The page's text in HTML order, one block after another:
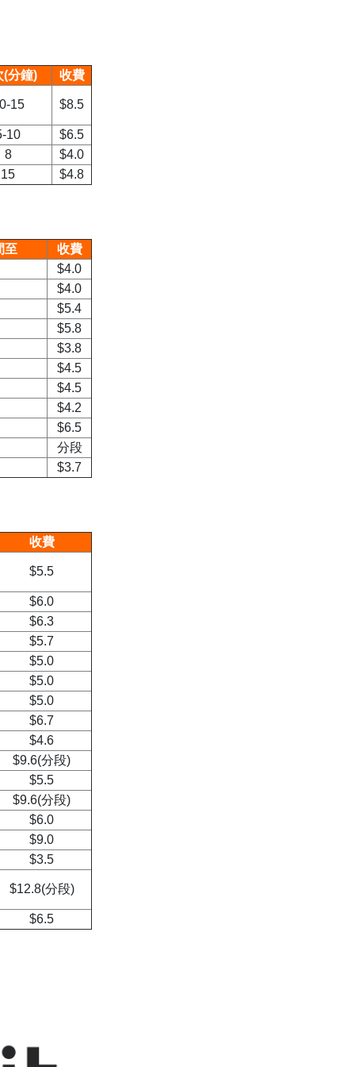
(分鐘) 收費
15 $8.5
10
$6.5
8
$4.0
15
$4.8
至
收費
$4.0
$4.0
$5.4
$5.8
$3.8
$4.5
$4.5
$4.2
$6.5
分段
$3.7
收費
$5.5
$6.0
$6.3
$5.7
$5.0
$5.0
$5.0
$6.7
$4.6
$9.6(分段)
$5.5
$9.6(分段)
$6.0
$9.0
$3.5
$12.8(分段)
$6.5